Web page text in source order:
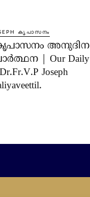
കൃപാസനം
അനുദിന
| Our Daily
Joseph